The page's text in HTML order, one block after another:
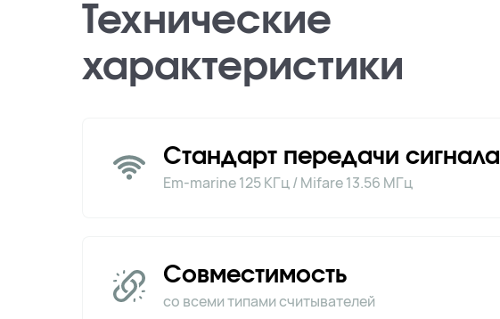
Технические
характеристики
Стандарт передачи сигнала
Em-marine 125 КГц / Mifare 13.56 МГц
Совместимость
со всеми типами считывателей